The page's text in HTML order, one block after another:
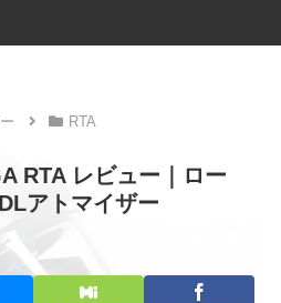
RTA
RTA レビュー｜ロー
アトマイザー